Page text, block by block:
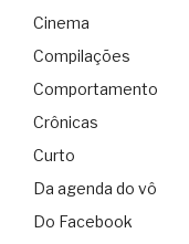
Cinema
Compilações
Comportamento
Crônicas
Curto
Da agenda do vô
Do Facebook